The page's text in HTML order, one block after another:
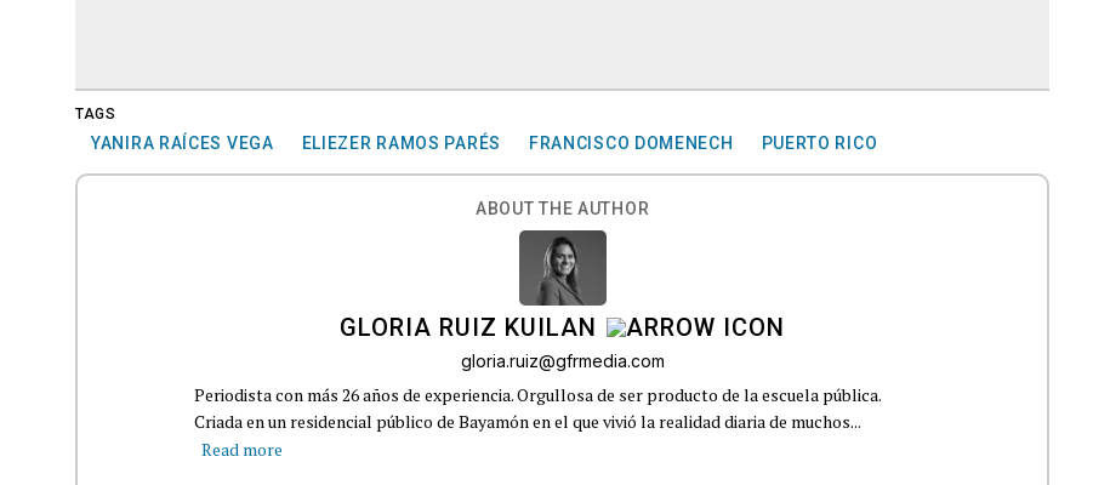
TAGS
YANIRA RAÍCES VEGA ELIEZER RAMOS PARÉS FRANCISCO DOMENECH PUERTO RICO
ABOUT THE AUTHOR
GLORIA RUIZ KUILAN
gloria.ruiz@gfrmedia.com
Periodista con más 26 años de experiencia. Orgullosa de ser producto de la escuela pública.
Criada en un residencial público de Bayamón en el que vivió la realidad diaria de muchos...
Read more